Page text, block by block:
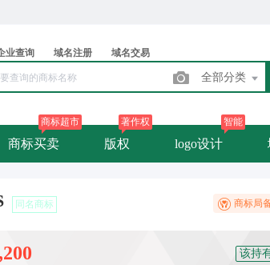
业查询 域名注册 域名交易
全部分类
商标买卖
商标超市
版权
著作权
logo设计
智能
同名商标 商标局
该持